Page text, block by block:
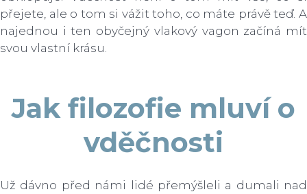
přejete, ale o tom si vážit toho, co máte právě teď. A
najednou i ten obyčejný vlakový vagon začíná mít
svou vlastní krásu.
Jak filozofie mluví o
vděčnosti
Už dávno před námi lidé přemýšleli a dumali nad